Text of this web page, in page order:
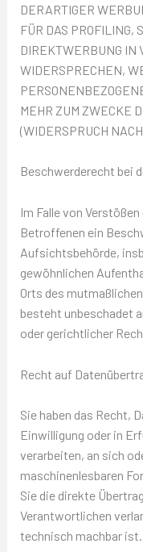
DERARTIGER
FÜR DAS PROFILING,
DIREKTWERBUNG IN
WIDERSPRECHEN,
MEHR ZUM ZWECKE
(WIDERSPRUCH
Beschwerderecht bei
Im Falle von
Betroffenen ein
Aufsichtsbehörde,
gewöhnlichen
Orts des
besteht unbeschadet
oder gerichtlicher
Recht auf
Sie haben das Recht,
Einwilligung oder in
verarbeiten, an sich
maschinenlesbaren
Sie die direkte
Verantwortlichen
technisch machbar ist.